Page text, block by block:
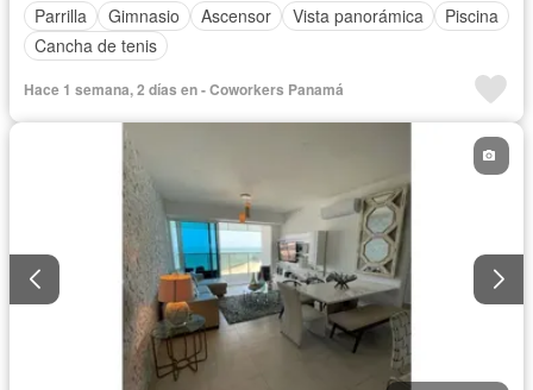
Parrilla
Gimnasio Ascensor Vista panorámica
Piscina
Cancha de tenis
Hace 1 semana, 2 días en - Coworkers Panamá